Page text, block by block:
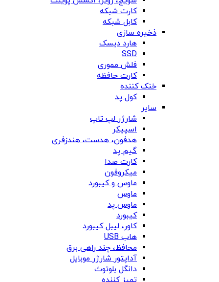
کارت شبکه
کابل شبکه
ذخیره سازی
هارد دیسک
SSD
فلش مموری
کارت حافظه
خنک کننده
کول پد
سایر
شارژر لپ تاپ
اسپیکر
هدفون، هدست، هندزفری
گیم پد
کارت صدا
میکروفون
ماوس و کیبورد
ماوس
ماوس پد
کیبورد
کاور، لیبل کیبورد
هاب USB
محافظ، چند راهی برق
آداپتور شارژر موبایل
دانگل بلوتوث